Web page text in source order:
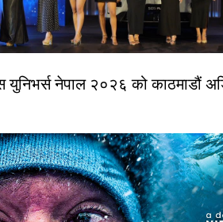
युनिभर्स नेपाल २०२६ को काठमाडौं